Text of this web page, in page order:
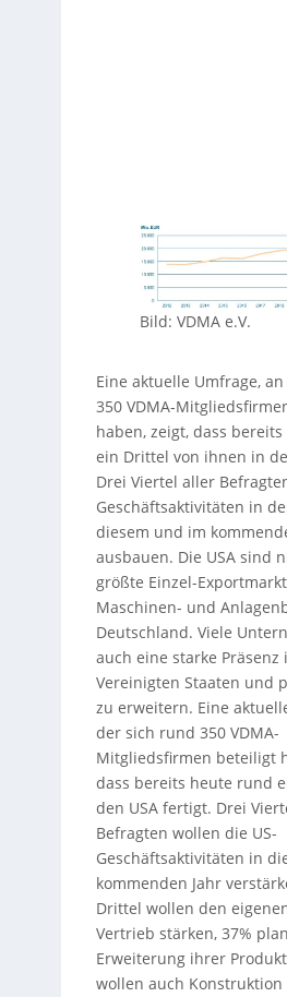
Bild: VDMA e.V.
Eine aktuelle Umfrage,
350 VDMA-
haben, zeigt, dass
ein Drittel von ihnen in
Drei Viertel aller
Geschäftsaktivitäten in
diesem und im
ausbauen. Die USA sind
größte Einzel-
Maschinen- und
Deutschland. Viele
auch eine starke Präsenz
Vereinigten Staaten und
zu erweitern. Eine
der sich rund 350 VDMA-
Mitgliedsfirmen beteiligt
dass bereits heute rund
den USA fertigt. Drei
Befragten wollen die US-
Geschäftsaktivitäten in
kommenden Jahr
Drittel wollen den
Vertrieb stärken, 37%
Erweiterung ihrer
wollen auch Konstruktion